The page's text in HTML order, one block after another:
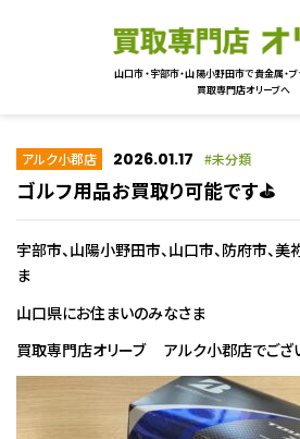
山口市・宇部市・山陽小野田市で貴金属・
買取専門店オリーブへ
アルク小郡店 2026.01.17 未分類
ゴルフ用品お買取り可能です⛳
宇部市、山陽小野田市、山口市、防府市、美
ま
山口県にお住まいのみなさま
買取専門店オリーブ アルク小郡店でござ